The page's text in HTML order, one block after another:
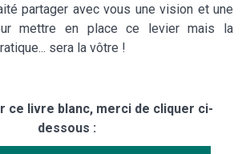
partager avec vous une vision et une
mettre en place ce levier mais la
sera la vôtre !
ce livre blanc, merci de cliquer ci-
dessous :